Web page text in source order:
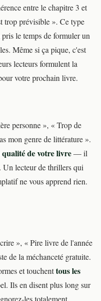
entre le chapitre 3 et
trop prévisible ». Ce type
le temps de formuler un
Même si ça pique, c'est
lecteurs formulent la
votre prochain livre.
personne », « Trop de
mon genre de littérature ».
de votre livre— il
Un lecteur de thrillers qui
ne vous apprend rien.
», « Pire livre de l'année
de la méchanceté gratuite.
et touchenttous les
Ils en disent plus long sur